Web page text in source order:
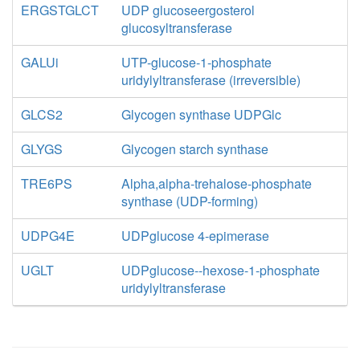
ERGSTGLCT
UDP glucoseergosterol
glucosyltransferase
GALUi
UTP-glucose-1-phosphate
uridylyltransferase (irreversible)
GLCS2
Glycogen synthase UDPGlc
GLYGS
Glycogen starch synthase
TRE6PS
Alpha,alpha-trehalose-phosphate
synthase (UDP-forming)
UDPG4E
UDPglucose 4-epimerase
UGLT
UDPglucose--hexose-1-phosphate
uridylyltransferase